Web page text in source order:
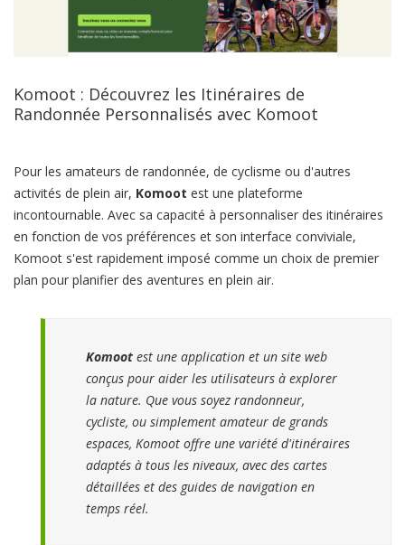
Komoot : Découvrez les Itinéraires de
Randonnée Personnalisés avec Komoot
Pour les amateurs de randonnée, de cyclisme ou d'autres
activités de plein air, Komoot est une plateforme
incontournable. Avec sa capacité à personnaliser des itinéraires
en fonction de vos préférences et son interface conviviale,
Komoot s'est rapidement imposé comme un choix de premier
plan pour planifier des aventures en plein air.
Komoot est une application et un site web
conçus pour aider les utilisateurs à explorer
la nature. Que vous soyez randonneur,
cycliste, ou simplement amateur de grands
espaces, Komoot offre une variété d'itinéraires
adaptés à tous les niveaux, avec des cartes
détaillées et des guides de navigation en
temps réel.